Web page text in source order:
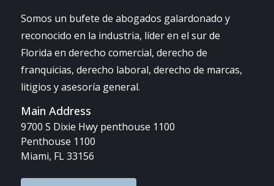
Somos un bufete de abogados galardonado y
reconocido en la industria, líder en el sur de
Florida en derecho comercial, derecho de
franquicias, derecho laboral, derecho de marcas,
litigios y asesoría general.
Main Address
9700 S Dixie Hwy penthouse 1100
Penthouse 1100
Miami, FL 33156